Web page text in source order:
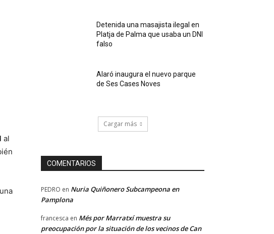
al
Detenida una masajista ilegal en
Platja de Palma que usaba un DNI
falso
Alaró inaugura el nuevo parque
de Ses Cases Noves
Cargar más
COMENTARIOS
PEDRO en Nuria Quiñonero Subcampeona en
Pamplona
francesca en Més por Marratxí muestra su
preocupación por la situación de los vecinos de Can